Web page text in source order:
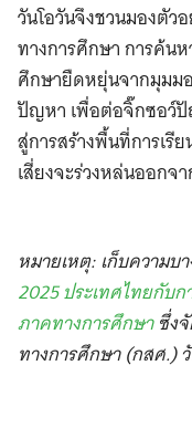
วันโอวันจึงชวนมองตัว
ทางการศึกษา การค้น
ศึกษายืดหยุ่นจากมุมม
ปัญหา เพื่อต่อจิ๊กซอว์
สู่การสร้างพื้นที่การเรี
เสี่ยงจะร่วงหล่นออกจ
หมายเหตุ: เก็บความบ
2025 ประเทศไทยกับ
ภาคทางการศึกษาซึ่งจั
ทางการศึกษา (กสศ.)